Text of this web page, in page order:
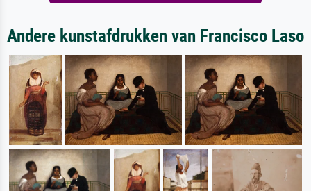
Andere kunstafdrukken van Francisco Laso